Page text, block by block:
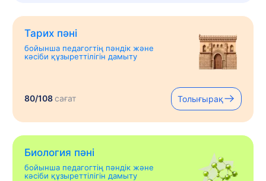
Тарих пәні
бойынша педагогтің пәндік және
кәсіби құзыреттілігін дамыту
80/108сағат Толығырақ
Биология пәні
бойынша педагогтің пәндік және
кәсіби құзыреттілігін дамыту